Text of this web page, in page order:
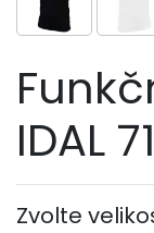
IDAL
Zvolte